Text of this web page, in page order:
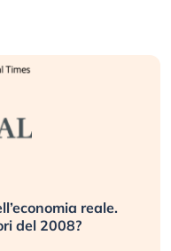
reale.
del 2008?